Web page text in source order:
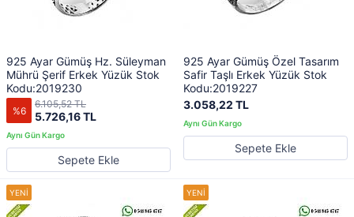
925 Ayar Gümüş Hz. Süleyman
Mührü Şerif Erkek Yüzük Stok
Kodu:2019230
%6 5.726,16 TL
6.105,52 TL
Sepete Ekle
925 Ayar Gümüş Özel Tasarım
Safir Taşlı Erkek Yüzük Stok
Kodu:2019227
3.058,22 TL
Sepete Ekle